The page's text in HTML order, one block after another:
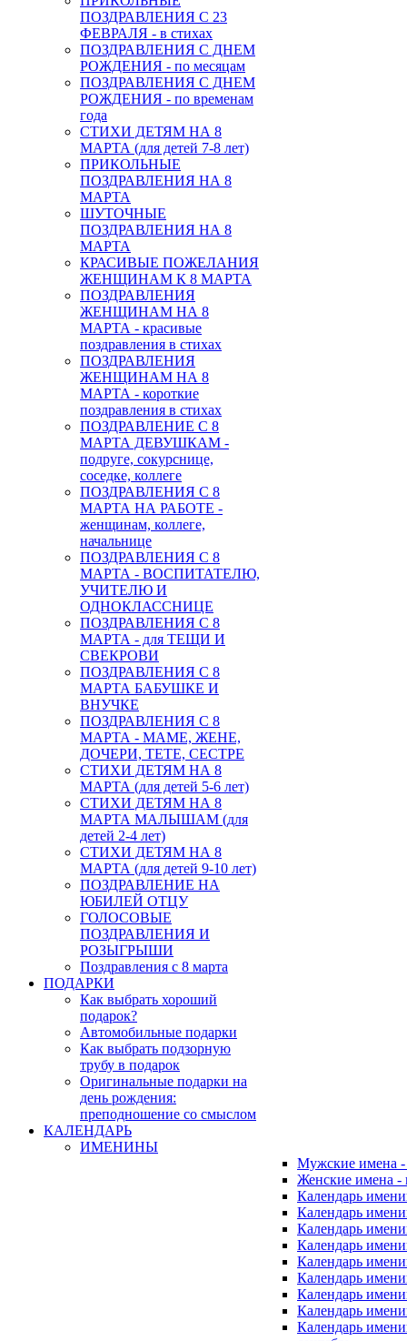
ПОЗДРАВЛЕНИЯ С 23
ФЕВРАЛЯ - в стихах
ПОЗДРАВЛЕНИЯ С ДНЕМ
РОЖДЕНИЯ - по месяцам
ПОЗДРАВЛЕНИЯ С ДНЕМ
РОЖДЕНИЯ - по временам
года
СТИХИ ДЕТЯМ НА 8
МАРТА (для детей 7-8 лет)
ПРИКОЛЬНЫЕ
ПОЗДРАВЛЕНИЯ НА 8
МАРТА
ШУТОЧНЫЕ
ПОЗДРАВЛЕНИЯ НА 8
МАРТА
КРАСИВЫЕ ПОЖЕЛАНИЯ
ЖЕНЩИНАМ К 8 МАРТА
ПОЗДРАВЛЕНИЯ
ЖЕНЩИНАМ НА 8
МАРТА - красивые
поздравления в стихах
ПОЗДРАВЛЕНИЯ
ЖЕНЩИНАМ НА 8
МАРТА - короткие
поздравления в стихах
ПОЗДРАВЛЕНИЕ С 8
МАРТА ДЕВУШКАМ -
подруге, сокурснице,
соседке, коллеге
ПОЗДРАВЛЕНИЯ С 8
МАРТА НА РАБОТЕ -
женщинам, коллеге,
начальнице
ПОЗДРАВЛЕНИЯ С 8
МАРТА - ВОСПИТАТЕЛЮ,
УЧИТЕЛЮ И
ОДНОКЛАССНИЦЕ
ПОЗДРАВЛЕНИЯ С 8
МАРТА - для ТЕЩИ И
СВЕКРОВИ
ПОЗДРАВЛЕНИЯ С 8
МАРТА БАБУШКЕ И
ВНУЧКЕ
ПОЗДРАВЛЕНИЯ С 8
МАРТА - МАМЕ, ЖЕНЕ,
ДОЧЕРИ, ТЕТЕ, СЕСТРЕ
СТИХИ ДЕТЯМ НА 8
МАРТА (для детей 5-6 лет)
СТИХИ ДЕТЯМ НА 8
МАРТА МАЛЫШАМ (для
детей 2-4 лет)
СТИХИ ДЕТЯМ НА 8
МАРТА (для детей 9-10 лет)
ПОЗДРАВЛЕНИЕ НА
ЮБИЛЕЙ ОТЦУ
ГОЛОСОВЫЕ
ПОЗДРАВЛЕНИЯ И
РОЗЫГРЫШИ
Поздравления с 8 марта
ПОДАРКИ
Как выбрать хороший
подарок?
Автомобильные подарки
Как выбрать подзорную
трубу в подарок
Оригинальные подарки на
день рождения:
преподношение со смыслом
КАЛЕНДАРЬ
ИМЕНИНЫ
Мужские имена
Женские имена
Календарь
Календарь
Календарь
Календарь
Календарь
Календарь
Календарь
Календарь
Календарь